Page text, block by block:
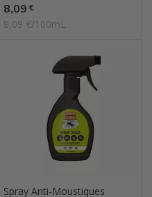
Prix
8,09 €
8,09 €/100mL
Spray Anti-Moustiques